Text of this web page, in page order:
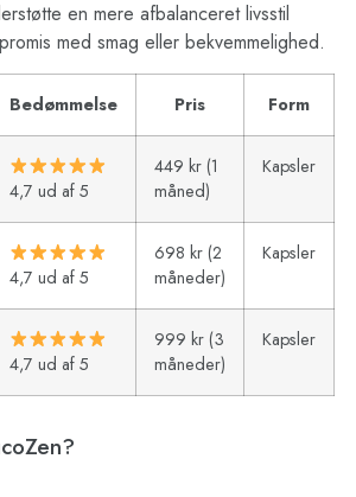
en mere afbalanceret livsstil
med smag eller bekvemmelighed.
Bedømmelse Pris Form
4,7 ud af 5
449 kr (1
måned)
Kapsler
4,7 ud af 5
698 kr (2
måneder)
Kapsler
4,7 ud af 5
999 kr (3
måneder)
Kapsler